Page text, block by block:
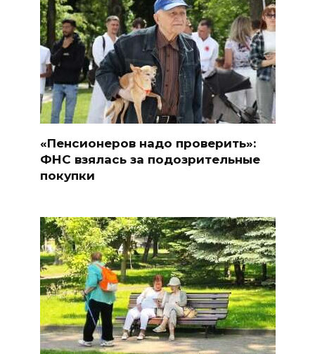
«Пенсионеров надо проверить»:
ФНС взялась за подозрительные
покупки